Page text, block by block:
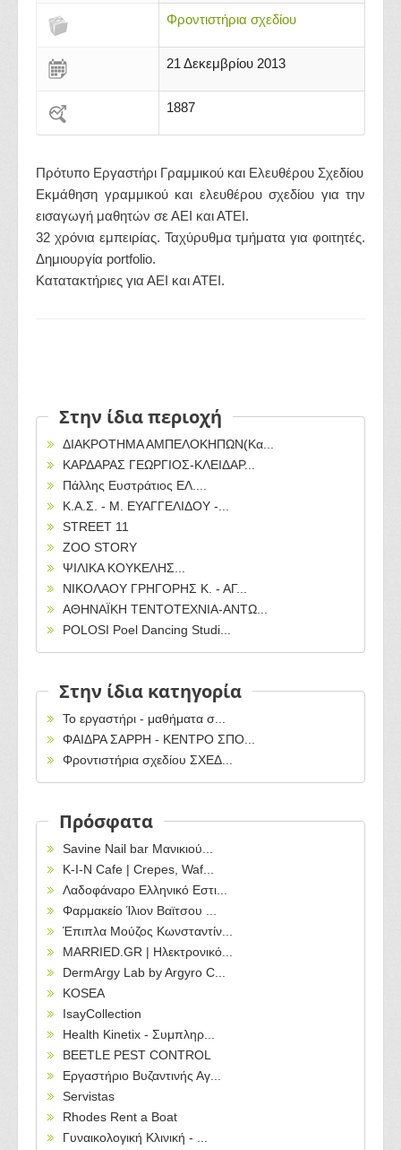
Φροντιστήρια σχεδίου
21 Δεκεμβρίου 2013
1887
Πρότυπο Εργαστήρι Γραμμικού και Ελευθέρου Σχεδίου
Εκμάθηση γραμμικού και ελευθέρου σχεδίου για την
εισαγωγή μαθητών σε ΑΕΙ και ΑΤΕΙ.
32 χρόνια εμπειρίας. Ταχύρυθμα τμήματα για φοιτητές.
Δημιουργία portfolio.
Κατατακτήριες για ΑΕΙ και ΑΤΕΙ.
Στην ίδια περιοχή
ΔΙΑΚΡΟΤΗΜΑ ΑΜΠΕΛΟΚΗΠΩΝ(Κα...
ΚΑΡΔΑΡΑΣ ΓΕΩΡΓΙΟΣ-ΚΛΕΙΔΑΡ...
Πάλλης Ευστράτιος ΕΛ....
Κ.Α.Σ. - Μ. ΕΥΑΓΓΕΛΙΔΟΥ -...
STREET 11
ZOO STORY
ΨΙΛΙΚΑ ΚΟΥΚΕΛΗΣ...
ΝΙΚΟΛΑΟΥ ΓΡΗΓΟΡΗΣ Κ. - ΑΓ...
ΑΘΗΝΑΪΚΗ ΤΕΝΤΟΤΕΧΝΙΑ-ΑΝΤΩ...
POLOSI Poel Dancing Studi...
Στην ίδια κατηγορία
Το εργαστήρι - μαθήματα σ...
ΦΑΙΔΡΑ ΣΑΡΡΗ - ΚΕΝΤΡΟ ΣΠΟ...
Φροντιστήρια σχεδίου ΣΧΕΔ...
Πρόσφατα
Savine Nail bar Μανικιού...
Κ-Ι-Ν Cafe | Crepes, Waf...
Λαδοφάναρο Ελληνικό Εστι...
Φαρμακείο Ίλιον Βαϊτσου ...
Έπιπλα Μούζος Κωνσταντίν...
MARRIED.GR | Ηλεκτρονικό...
DermArgy Lab by Argyro C...
KOSEA
IsayCollection
Health Kinetix - Συμπληρ...
BEETLE PEST CONTROL
Εργαστήριο Βυζαντινής Αγ...
Servistas
Rhodes Rent a Boat
Γυναικολογική Κλινική - ...